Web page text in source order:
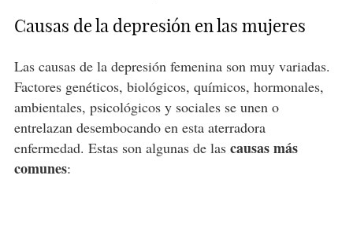
Causas de la depresión en las mujeres
Las causas de la depresión femenina son muy variadas.
Factores genéticos, biológicos, químicos, hormonales,
ambientales, psicológicos y sociales se unen o
entrelazan desembocando en esta aterradora
enfermedad. Estas son algunas de las causas más
comunes: